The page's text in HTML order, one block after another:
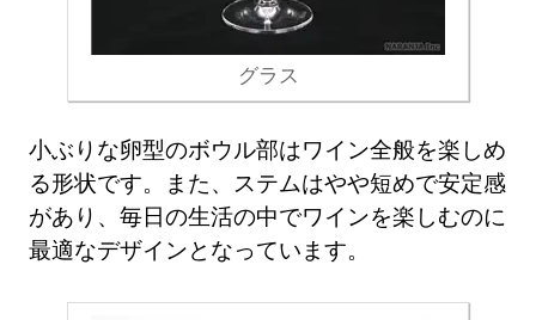
グラス
小ぶりな卵型のボウル部はワイン全般を楽しめ
る形状です。また、ステムはやや短めで安定感
があり、毎日の生活の中でワインを楽しむのに
最適なデザインとなっています。